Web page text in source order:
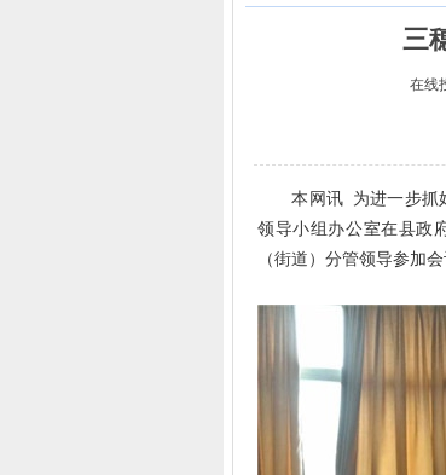
三
在线
本网讯 为进一步抓好
领导小组办公室在县政
（街道）分管领导参加